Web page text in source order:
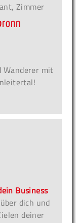
Zimmer
Wanderer mit
Business
dich und
deiner